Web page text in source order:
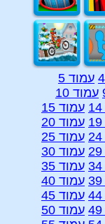
עמוד 5
עמוד 10
עמוד 15
עמוד 20
עמוד 25
עמוד 30
עמוד 35
עמוד 40
עמוד 45
עמוד 50